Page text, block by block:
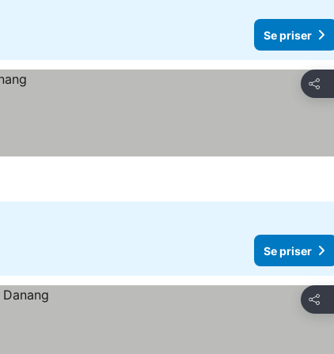
Se priser
Del
Se priser
Del